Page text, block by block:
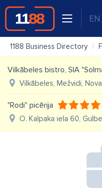
EN
1188 Business Directory
Vilkābeles bistro, SIA
Vilkābeles, Mežvidi,
"Rodi" picērija
O. Kalpaka iela 60,